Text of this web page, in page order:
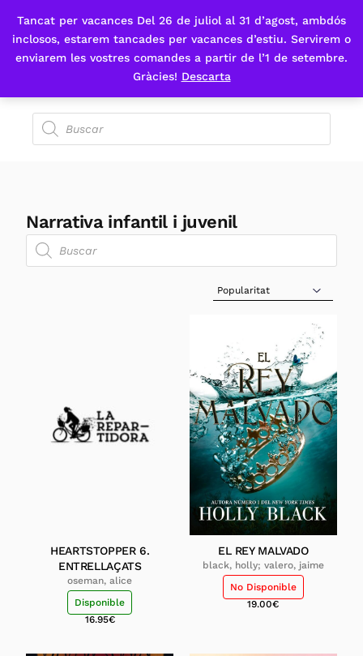
Tancat per vacances Del 26 de juliol al 31 d’agost, ambdós
inclosos, estarem tancades per vacances d’estiu. Servirem o
enviarem les vostres comandes a partir de l’1 de setembre.
Gràcies! Descarta
Fes-te'n sòcia
Narrativa infantil i juvenil
Sort Products
HEARTSTOPPER 6.
ENTRELLAÇATS
oseman, alice
Disponible
16.95€
EL REY MALVADO
black, holly; valero, jaime
No Disponible
19.00€